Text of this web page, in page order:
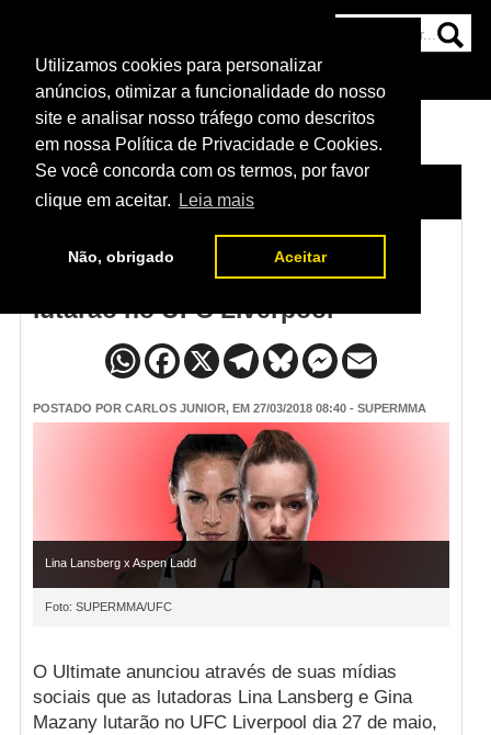
Utilizamos cookies para personalizar
anúncios, otimizar a funcionalidade do nosso
site e analisar nosso tráfego como descritos
em nossa Política de Privacidade e Cookies.
Se você concorda com os termos, por favor
clique em aceitar.
Leia mais
Não, obrigado Aceitar
NOTÍCIAS
HOME NOTÍCIAS
Lina Lansberg e Gina Mazany
lutarão no UFC Liverpool
POSTADO POR CARLOS JUNIOR, EM 27/03/2018 08:40 - SUPERMMA
Lina Lansberg x Aspen Ladd
Foto: SUPERMMA/UFC
O Ultimate anunciou através de suas mídias
sociais que as lutadoras Lina Lansberg e Gina
Mazany lutarão no UFC Liverpool dia 27 de maio,